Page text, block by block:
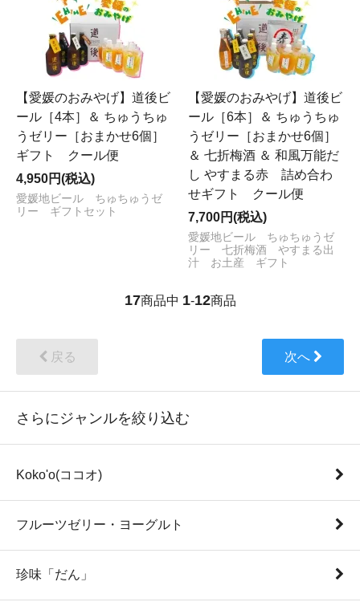
【愛媛のおみやげ】道後ビ
ール［4本］＆ ちゅうちゅ
うゼリー［おまかせ6個］
ギフト クール便
4,950円(税込)
愛媛地ビール ちゅちゅうゼ
リー ギフトセット
【愛媛のおみやげ】道後ビ
ール［6本］＆ ちゅうちゅ
うゼリー［おまかせ6個］
＆ 七折梅酒 ＆ 和風万能だ
し やすまる赤 詰め合わ
せギフト クール便
7,700円(税込)
愛媛地ビール ちゅちゅうゼ
リー 七折梅酒 やすまる出
汁 お土産 ギフト
17商品中 1-12商品
戻る 次へ
さらにジャンルを絞り込む
Koko'o(ココオ)
フルーツゼリー・ヨーグルト
珍味「だん」